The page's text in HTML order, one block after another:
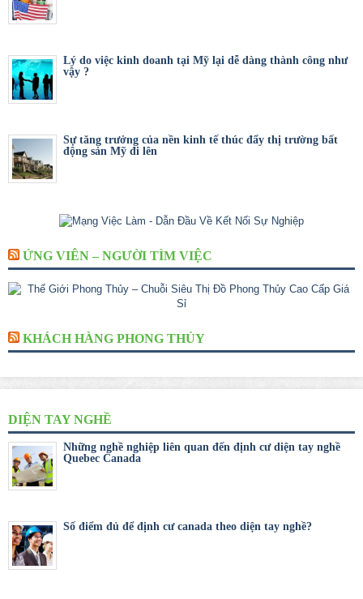
Lý do việc kinh doanh tại Mỹ lại dễ dàng thành công như
vậy ?
Sự tăng trưởng của nền kinh tế thúc đẩy thị trường bất
động sản Mỹ đi lên
ỨNG VIÊN – NGƯỜI TÌM VIỆC
KHÁCH HÀNG PHONG THỦY
DIỆN TAY NGHỀ
Những nghề nghiệp liên quan đến định cư diện tay nghề
Quebec Canada
Số điểm đủ để định cư canada theo diện tay nghề?